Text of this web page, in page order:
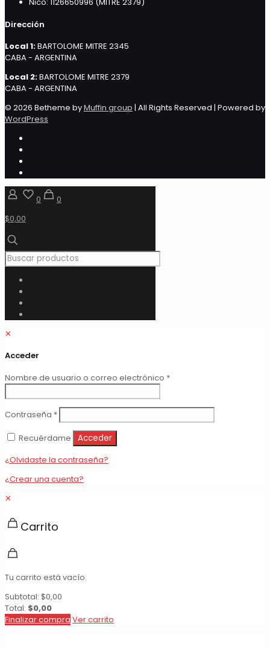
Nico: 1126650996 (MITRE 2379)
Dirección
Local 1:BARTOLOME MITRE 2345
CABA - ARGENTINA
Local 2:BARTOLOME MITRE 2379
CABA - ARGENTINA
© 2026 Betheme byMuffin group | All Rights Reserved | Powered by
WordPress
0
0
$0,00
✕
Acceder
Nombre de usuario o correo electrónico *Obligatorio
Contraseña *Obligatorio
Recuérdame
Acceder
¿Olvidaste la contraseña?
¿Crear una cuenta?
✕
Carrito
Tu carrito está vacío.
Subtotal: $0,00
Total: $0,00
Finalizar compra Ver carrito